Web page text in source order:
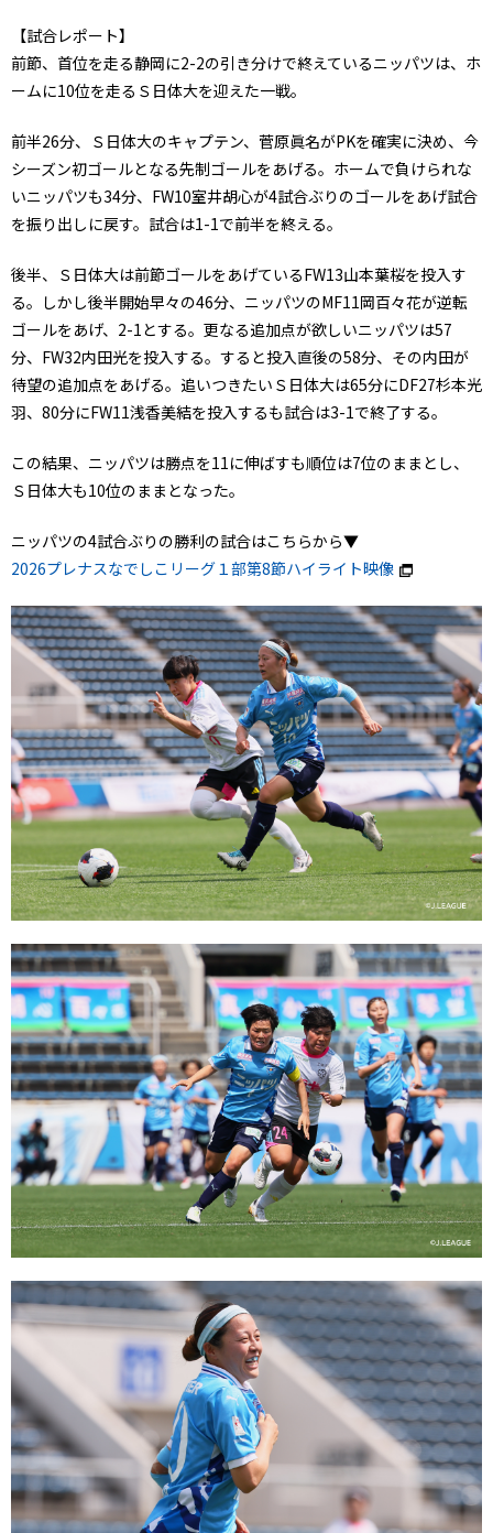
【試合レポート】
前節、首位を走る静岡に2-2の引き分けで終えているニッパツは、ホ
ームに10位を走るＳ日体大を迎えた一戦。
前半26分、Ｓ日体大のキャプテン、菅原眞名がPKを確実に決め、今
シーズン初ゴールとなる先制ゴールをあげる。ホームで負けられな
いニッパツも34分、FW10室井胡心が4試合ぶりのゴールをあげ試合
を振り出しに戻す。試合は1-1で前半を終える。
後半、Ｓ日体大は前節ゴールをあげているFW13山本葉桜を投入す
る。しかし後半開始早々の46分、ニッパツのMF11岡百々花が逆転
ゴールをあげ、2-1とする。更なる追加点が欲しいニッパツは57
分、FW32内田光を投入する。すると投入直後の58分、その内田が
待望の追加点をあげる。追いつきたいＳ日体大は65分にDF27杉本光
羽、80分にFW11浅香美結を投入するも試合は3-1で終了する。
この結果、ニッパツは勝点を11に伸ばすも順位は7位のままとし、
Ｓ日体大も10位のままとなった。
ニッパツの4試合ぶりの勝利の試合はこちらから▼
2026プレナスなでしこリーグ１部第8節ハイライト映像